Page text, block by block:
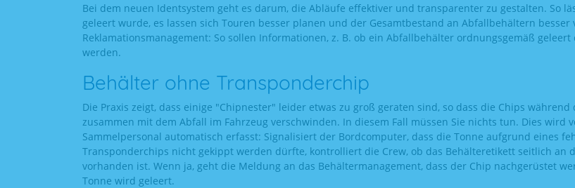
Bei dem neuen Identsystem geht es darum, die Abläufe effektiver und transparenter zu gestalten. So
geleert wurde, es lassen sich Touren besser planen und der Gesamtbestand an Abfallbehältern
Reklamationsmanagement: So sollen Informationen, z. B. ob ein Abfallbehälter ordnungsgemäß
werden.
Behälter ohne Transponderchip
Die Praxis zeigt, dass einige "Chipnester" leider etwas zu groß geraten sind, so dass die Chips während
zusammen mit dem Abfall im Fahrzeug verschwinden. In diesem Fall müssen Sie nichts tun. Dies wird
Sammelpersonal automatisch erfasst: Signalisiert der Bordcomputer, dass die Tonne aufgrund eines
Transponderchips nicht gekippt werden dürfte, kontrolliert die Crew, ob das Behälteretikett seitlich an
vorhanden ist. Wenn ja, geht die Meldung an das Behältermanagement, dass der Chip nachgerüstet
Tonne wird geleert.